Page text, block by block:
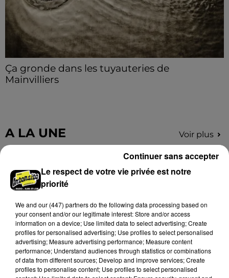
Ça gronde dans les tuyauteries de
Mainvilliers
A LA UNE Voir plus
Le respect de votre vie privée est notre
priorité
We and our (447) partnersdo the following data processing based on
your consent and/or our legitimate interest: Store and/or access
information on a device; Use limited data to select advertising; Create
profiles for personalised advertising; Use profiles to select personalised
advertising; Measure advertising performance; Measure content
performance; Understand audiences through statistics or combinations
of data from different sources; Develop and improve services; Create
profiles to personalise content; Use profiles to select personalised
Continuer sans accepter